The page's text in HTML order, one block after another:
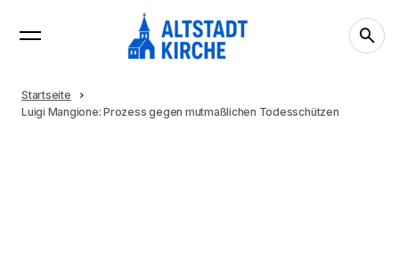
Startseite
Luigi Mangione: Prozess gegen mutmaßlichen Todesschützen